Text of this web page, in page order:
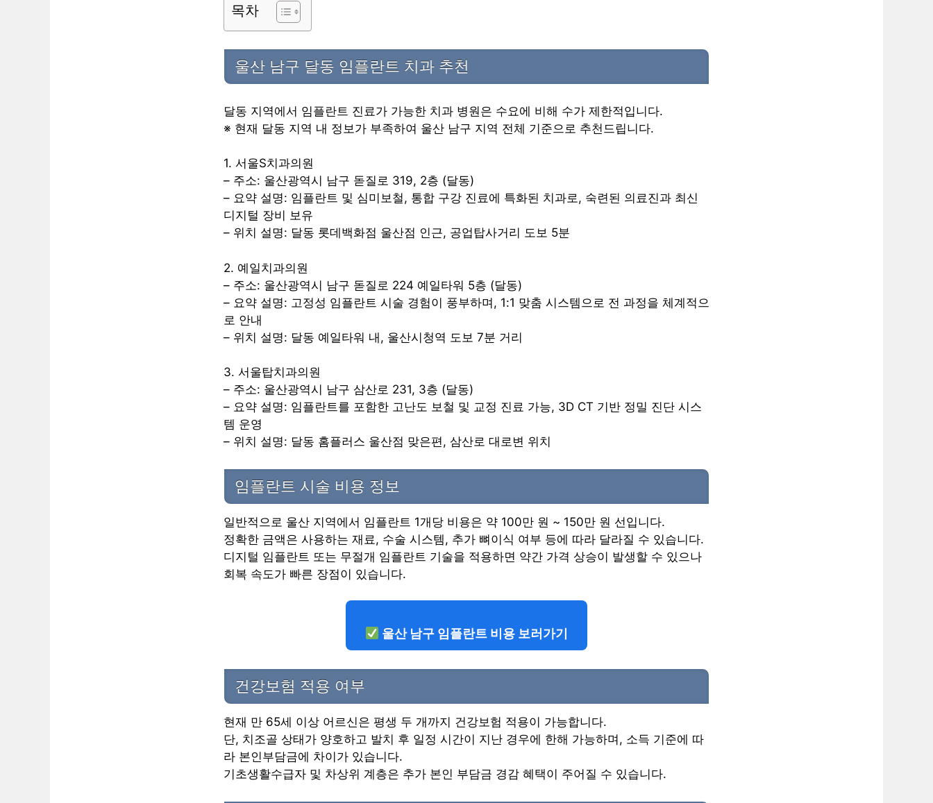
목차
울산 남구 달동 임플란트 치과 추천
달동 지역에서 임플란트 진료가 가능한 치과 병원은 수요에 비해 수가 제한적입니다.
※ 현재 달동 지역 내 정보가 부족하여 울산 남구 지역 전체 기준으로 추천드립니다.
1. 서울S치과의원
– 주소: 울산광역시 남구 돋질로 319, 2층 (달동)
– 요약 설명: 임플란트 및 심미보철, 통합 구강 진료에 특화된 치과로, 숙련된 의료진과 최신
디지털 장비 보유
– 위치 설명: 달동 롯데백화점 울산점 인근, 공업탑사거리 도보 5분
2. 예일치과의원
– 주소: 울산광역시 남구 돋질로 224 예일타워 5층 (달동)
– 요약 설명: 고정성 임플란트 시술 경험이 풍부하며, 1:1 맞춤 시스템으로 전 과정을 체계적으
로 안내
– 위치 설명: 달동 예일타워 내, 울산시청역 도보 7분 거리
3. 서울탑치과의원
– 주소: 울산광역시 남구 삼산로 231, 3층 (달동)
– 요약 설명: 임플란트를 포함한 고난도 보철 및 교정 진료 가능, 3D CT 기반 정밀 진단 시스
템 운영
– 위치 설명: 달동 홈플러스 울산점 맞은편, 삼산로 대로변 위치
임플란트 시술 비용 정보
일반적으로 울산 지역에서 임플란트 1개당 비용은 약 100만 원 ~ 150만 원 선입니다.
정확한 금액은 사용하는 재료, 수술 시스템, 추가 뼈이식 여부 등에 따라 달라질 수 있습니다.
디지털 임플란트 또는 무절개 임플란트 기술을 적용하면 약간 가격 상승이 발생할 수 있으나
회복 속도가 빠른 장점이 있습니다.
울산 남구 임플란트 비용 보러가기
건강보험 적용 여부
현재 만 65세 이상 어르신은 평생 두 개까지 건강보험 적용이 가능합니다.
단, 치조골 상태가 양호하고 발치 후 일정 시간이 지난 경우에 한해 가능하며, 소득 기준에 따
라 본인부담금에 차이가 있습니다.
기초생활수급자 및 차상위 계층은 추가 본인 부담금 경감 혜택이 주어질 수 있습니다.